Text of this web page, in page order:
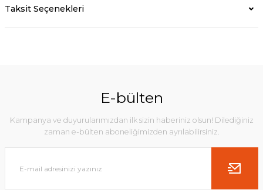
Taksit Seçenekleri
E-bülten
Kampanya ve duyurularımızdan ilk sizin haberiniz olsun! Dilediğiniz
zaman e-bülten aboneliğimizden ayrılabilirsiniz.